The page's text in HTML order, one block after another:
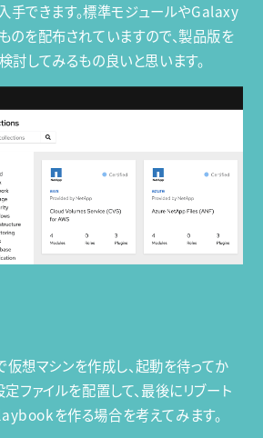
できます。標準モジュールやGalaxy
のを配布されていますので、製品版を
討してみるもの良いと思います。
想マシンを作成し、起動を待ってか
ファイルを配置して、最後にリブート
を作る場合を考えてみます。